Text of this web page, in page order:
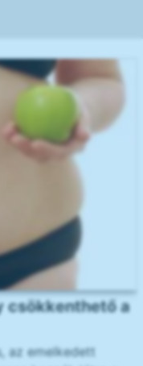
csökkenthető a
az emelkedett